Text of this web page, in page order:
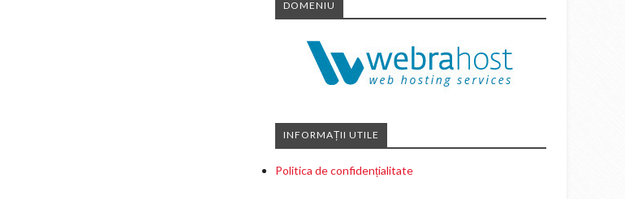
DOMENIU
INFORMAȚII UTILE
Politica de confidențialitate